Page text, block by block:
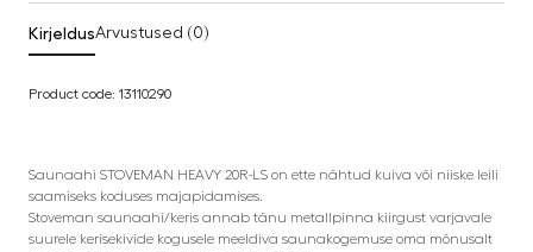
KirjeldusArvustused (0)
Product code: 13110290
Saunaahi STOVEMAN HEAVY 20R-LS on ette nähtud kuiva või niiske leili
saamiseks koduses majapidamises.
Stoveman saunaahi/keris annab tänu metallpinna kiirgust varjavale
suurele kerisekivide kogusele meeldiva saunakogemuse oma mõnusalt